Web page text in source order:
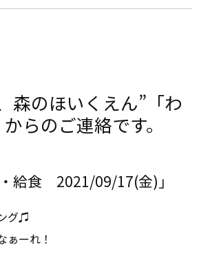
森のほいくえん”「わ
らのご連絡です。
・給食 2021/09/17(金)」
グ♫
ぁーれ！